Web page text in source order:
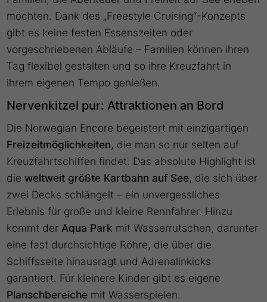
möchten. Dank des „Freestyle Cruising“-Konzepts
gibt es keine festen Essenszeiten oder
vorgeschriebenen Abläufe – Familien können ihren
Tag flexibel gestalten und so ihre Kreuzfahrt in
ihrem eigenen Tempo genießen.
Nervenkitzel pur: Attraktionen an Bord
Die Norwegian Encore begeistert mit einzigartigen
Freizeitmöglichkeiten, die man so nur selten auf
Kreuzfahrtschiffen findet. Das absolute Highlight ist
dieweltweit größte Kartbahn auf See, die sich über
zwei Decks schlängelt – ein unvergessliches
Erlebnis für große und kleine Rennfahrer. Hinzu
kommt der Aqua Park mit Wasserrutschen, darunter
eine fast durchsichtige Röhre, die über die
Schiffsseite hinausragt und Adrenalinkicks
garantiert. Für kleinere Kinder gibt es eigene
Planschbereiche mit Wasserspielen.